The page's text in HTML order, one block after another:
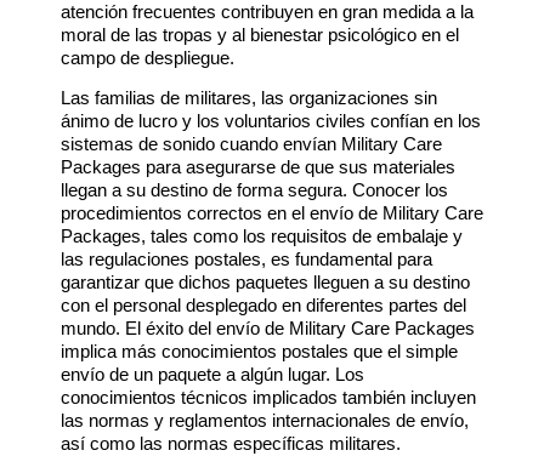
atención frecuentes contribuyen en gran medida a la
moral de las tropas y al bienestar psicológico en el
campo de despliegue.
Las familias de militares, las organizaciones sin
ánimo de lucro y los voluntarios civiles confían en los
sistemas de sonido cuando envían Military Care
Packages para asegurarse de que sus materiales
llegan a su destino de forma segura. Conocer los
procedimientos correctos en el envío de Military Care
Packages, tales como los requisitos de embalaje y
las regulaciones postales, es fundamental para
garantizar que dichos paquetes lleguen a su destino
con el personal desplegado en diferentes partes del
mundo. El éxito del envío de Military Care Packages
implica más conocimientos postales que el simple
envío de un paquete a algún lugar. Los
conocimientos técnicos implicados también incluyen
las normas y reglamentos internacionales de envío,
así como las normas específicas militares.